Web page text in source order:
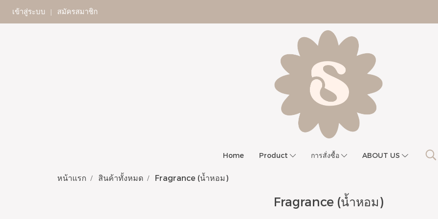
เข้าสู่ระบบ สมัครสมาชิก
Home Product การสั่งซื้อ ABOUT US
หน้าแรก สินค้าทั้งหมด Fragrance (น้ำหอม)
Fragrance (น้ำหอม)